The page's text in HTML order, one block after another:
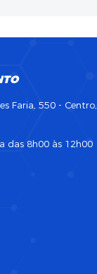
Faria, 550 - Centro,
das 8h00 às 12h00